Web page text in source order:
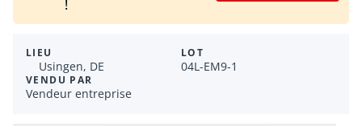
!
LIEU
Usingen, DE
VENDU PAR
Vendeur entreprise
LOT
04L-EM9-1